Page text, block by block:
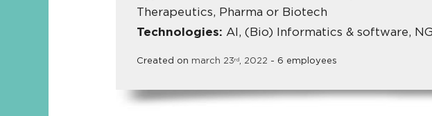
Therapeutics, Pharma or Biotech
Technologies: AI, (Bio) Informatics & software,
Created on march 23rd , 2022 - 6 employees